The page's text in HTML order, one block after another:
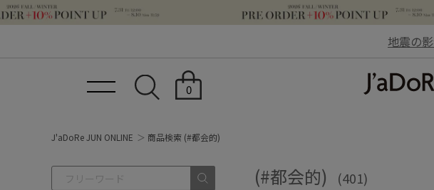
地震の
0
J'aDoRe JUN ONLINE 商品検索 (#都会的)
(#都会的) (401)